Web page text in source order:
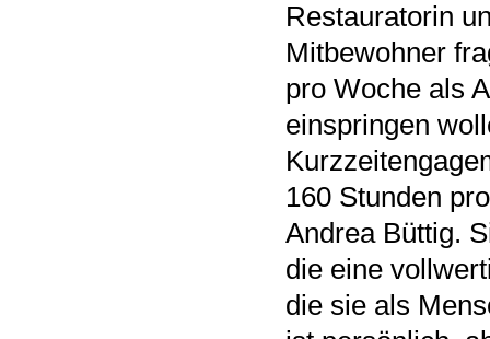
Restauratorin
Mitbewohner
pro Woche als
einspringen
160 Stunden
Andrea Büttig.
die eine
die sie als